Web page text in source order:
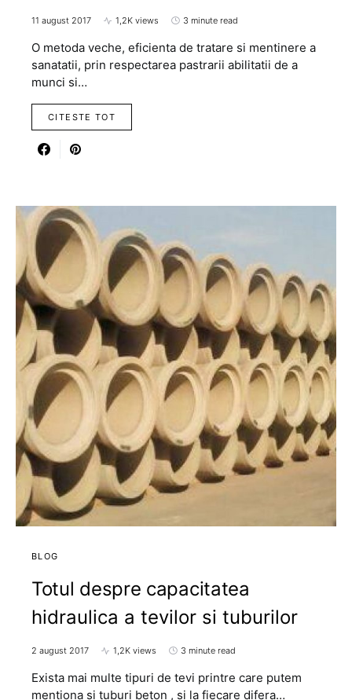
11 august 2017 1,2K views 3 minute read
O metoda veche, eficienta de tratare si mentinere a
sanatatii, prin respectarea pastrarii abilitatii de a
munci si…
CITESTE TOT
BLOG
Totul despre capacitatea
hidraulica a tevilor si tuburilor
2 august 2017 1,2K views 3 minute read
Exista mai multe tipuri de tevi printre care putem
mentiona si tuburi beton , si la fiecare difera…